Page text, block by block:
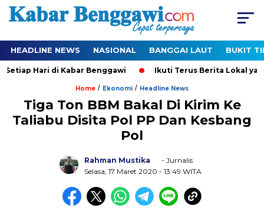
HEADLINE NEWS NASIONAL BANGGAI LAUT BUKIT
Hari di Kabar Benggawi Ikuti Terus Berita Lokal yang
Home / Ekonomi / Headline News
Tiga Ton BBM Bakal Di Kirim Ke
Taliabu Disita Pol PP Dan Kesbang
Pol
Rahman Mustika
- Jurnalis
Selasa, 17 Maret 2020 - 13:49 WITA